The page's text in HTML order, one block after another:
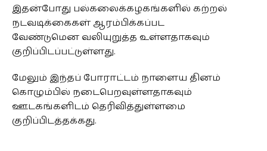
இதன்போது பல்கலைக்கழகங்களில் கற்றல்
நடவடிக்கைகள் ஆரம்பிக்கப்பட
வேண்டுமென வலியுறுத்த உள்ளதாகவும்
குறிப்பிடப்பட்டுள்ளது.
மேலும் இந்தப் போராட்டம் நாளைய தினம்
கொழும்பில் நடைபெறவுள்ளதாகவும்
ஊடகங்களிடம் தெரிவித்துள்ளமை
குறிப்பிடத்தக்கது.